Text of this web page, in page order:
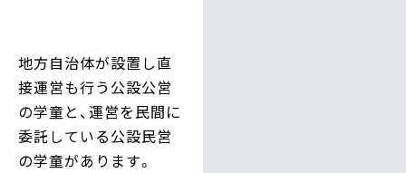
地方自治体が設置し直
接運営も行う公設公営
の学童と、運営を民間に
委託している公設民営
の学童があります。